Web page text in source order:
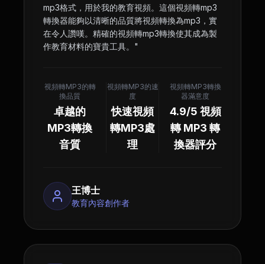
mp3格式，用於我的教育視頻。這個視頻轉mp3
轉換器能夠以清晰的品質將視頻轉換為mp3，實
在令人讚嘆。精確的視頻轉mp3轉換使其成為製
作教育材料的寶貴工具。 "
視頻轉MP3的轉
換品質
卓越的
MP3轉換
音質
視頻轉MP3的速
度
快速視頻
轉MP3處
理
視頻轉MP3轉換
器滿意度
4.9/5 視頻
轉 MP3 轉
換器評分
王博士
教育內容創作者